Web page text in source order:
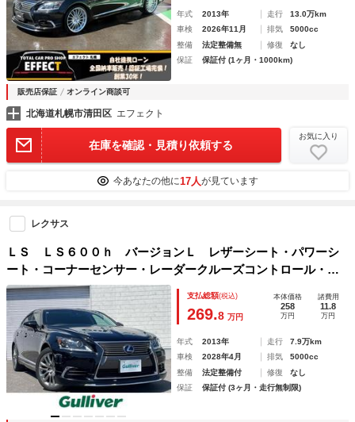
年式 2013年 走行
13.0万km
車検
2026年11月 排気
5000cc
整備
法定整備無 修復
なし
保証
保証付 (1ヶ月・1000km)
販売店保証 オンライン商談可
北海道札幌市清田区 エフェクト
在庫を確認・見積り依頼する
お気に入り
今あなたの他に17人が見ています
レクサス
ＬＳ ＬＳ６００ｈ バージョンＬ レザーシート・パワーシ
ート・コーナーセンサー・レーダークルーズコントロール・ブ
ラインドスポットモニター・シートヒーター・ステアリングヒ
ーター・サイドサンシェード・リアサンシェード・オートエア
コン
支払総額(税込)
269.8 万円
本体価格
258
万円
諸費用
11.8
万円
年式 2013年 走行
7.9万km
車検
2028年4月 排気
5000cc
整備
法定整備付 修復
なし
保証
保証付 (3ヶ月・走行無制限)